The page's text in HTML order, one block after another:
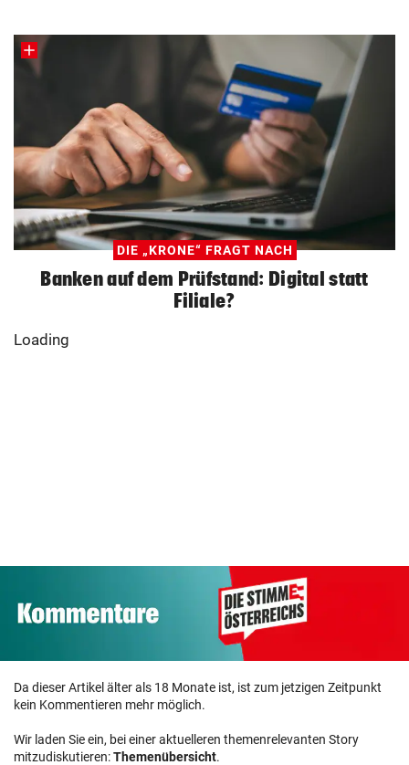
DIE „KRONE“ FRAGT NACH
Banken auf dem Prüfstand: Digital statt
Filiale?
Loading
Da dieser Artikel älter als 18 Monate ist, ist zum jetzigen Zeitpunkt
kein Kommentieren mehr möglich.
Wir laden Sie ein, bei einer aktuelleren themenrelevanten Story
mitzudiskutieren:Themenübersicht.